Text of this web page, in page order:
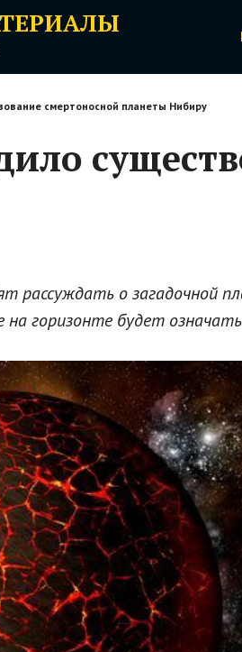
смертоносной планеты Нибиру
рассуждать о загадочной
на горизонте будет